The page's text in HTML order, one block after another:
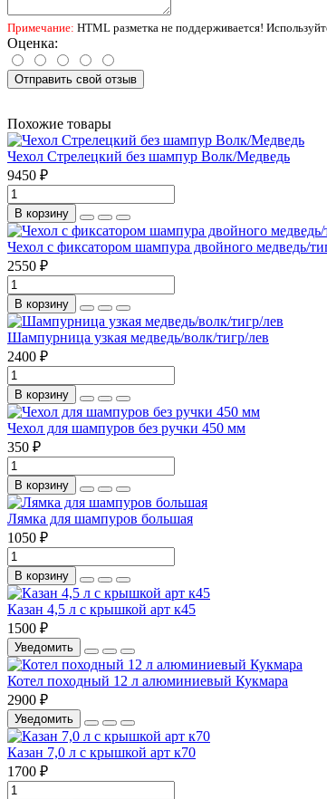
Примечание: HTML разметка не поддерживается!
Оценка:
Отправить свой отзыв
Похожие товары
Чехол Стрелецкий без шампур Волк/Медведь
9450 ₽
В корзину
Чехол с фиксатором шампура двойного медведь/
2550 ₽
В корзину
Шампурница узкая медведь/волк/тигр/лев
2400 ₽
В корзину
Чехол для шампуров без ручки 450 мм
350 ₽
В корзину
Лямка для шампуров большая
1050 ₽
В корзину
Казан 4,5 л с крышкой арт к45
1500 ₽
Уведомить
Котел походный 12 л алюминиевый Кукмара
2900 ₽
Уведомить
Казан 7,0 л с крышкой арт к70
1700 ₽